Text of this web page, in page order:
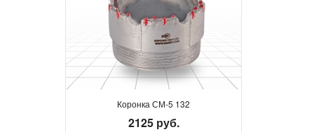
Коронка СМ-5 132
2125 руб.